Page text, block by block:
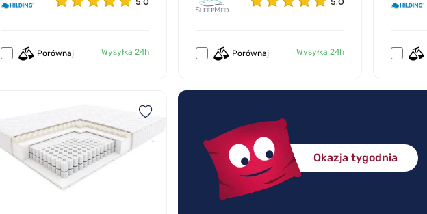
Porównaj Wysyłka 24h Porównaj Wysyłka 24h
Okazja tygodnia